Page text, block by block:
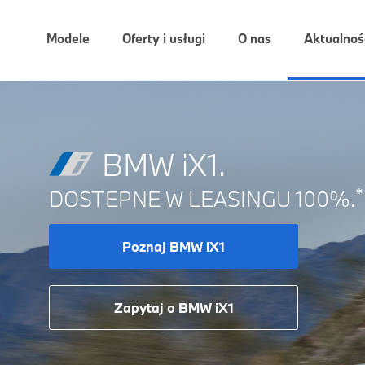
Modele Oferty i usługi O nas
BMW iX1.
DOSTEPNE W LEASINGU 100%.*
Poznaj BMW iX1
Zapytaj o BMW iX1